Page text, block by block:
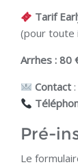
Tarif
(pour toute
Arrhes : 80
Contact
Pré-
Le